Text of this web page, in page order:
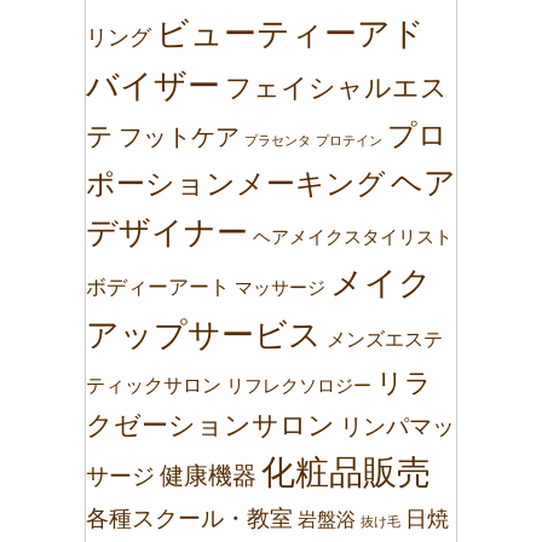
リング ビューティーアド
バイザー フェイシャルエス
テ フットケア プラセンタ プロテイン プロ
ポーションメーキングヘア
デザイナー ヘアメイクスタイリスト
ボディーアート マッサージ メイク
アップサービス
メンズエステ
ティックサロン リフレクソロジー リラ
クゼーションサロン リンパマッ
サージ 健康機器 化粧品販売
各種スクール・教室 岩盤浴 抜け毛 日焼